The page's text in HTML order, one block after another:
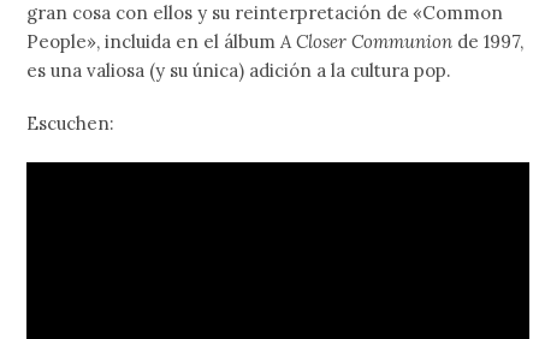
gran cosa con ellos y su reinterpretación de «Common
People», incluida en el álbum A Closer Communion de 1997,
es una valiosa (y su única) adición a la cultura pop.
Escuchen: